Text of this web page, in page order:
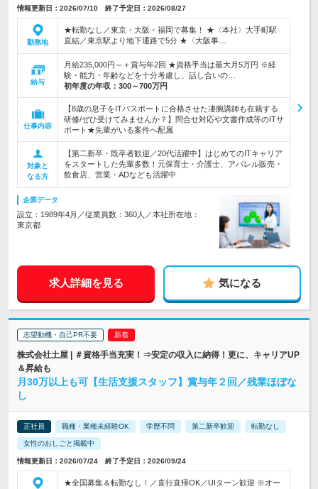
情報更新日：2026/07/10 終了予定日：2026/08/27
勤務地
★転勤なし／東京・大阪・福岡で募集！ ★〈本社〉大手町駅
直結／東京駅より地下通路で5分 ★〈大阪事…
給与
月給235,000円～＋賞与年2回 ★資格手当は最大月5万円 ※経
験・能力・年齢などを十分考慮し、話し合いの…
初年度の年収： 300～700万円
仕事内容
【8歳の息子をITパスポートに合格させた凄腕講師も在籍する
研修/ぜひ受けてみませんか？】問合せ対応や文書作成等のITサ
ポート★先輩がいる案件へ配属
対象と
なる方
【第二新卒・既卒者歓迎／20代活躍中】はじめてのITキャリア
をスタートした先輩多数！元保育士・介護士、アパレル販売・
飲食店、営業・ADなども活躍中
企業データ
設立：1989年4月／従業員数：360人／本社所在地：
東京都
求人詳細を見る 気になる
志望動機・自己PR不要
株式会社土屋 | ＃資格手当充実！⇒安定の収入に納得！更に、キャリアUP
＆昇給も
月30万以上も可【生活支援スタッフ】賞与年２回／残業ほぼな
し
正社員 職種・業種未経験OK 学歴不問 第二新卒歓迎 転勤なし
女性のおしごと掲載中
情報更新日：2026/07/24 終了予定日：2026/09/24
★全国募集＆転勤なし！／直行直帰OK／UIターン歓迎 ※オー